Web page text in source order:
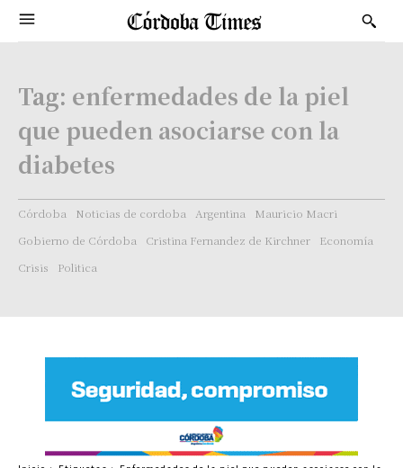
Tag: enfermedades de la piel
que pueden asociarse con la
diabetes
Córdoba Noticias de cordoba Argentina
Mauricio Macri
Gobierno de Córdoba
Cristina Fernandez de Kirchner
Economía
Crisis
Politica